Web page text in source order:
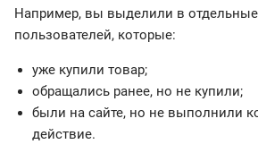
Например, вы выделили в
пользователей, которые:
уже купили товар;
обращались ранее, но не купили;
были на сайте, но не выполнили
действие.